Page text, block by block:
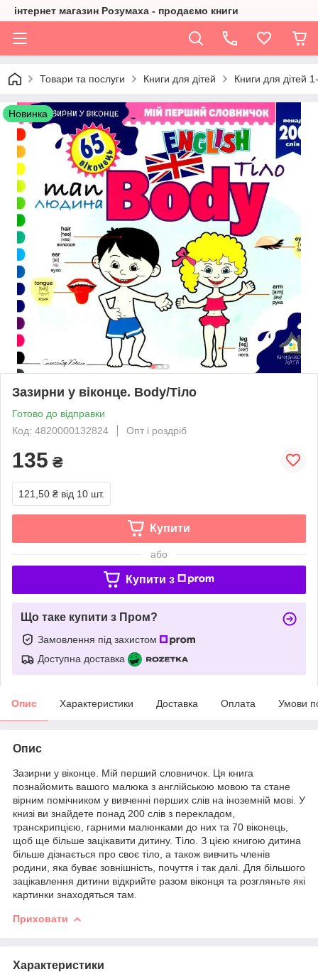
інтернет магазин Розумаха - продаємо книги
Товари та послуги Книги для дітей Книги для дітей
Новинка
Зазирни у віконце. Body/Тіло
Готово до відправки
Код: 4820000132824
Опт і роздріб
135 ₴
121,50 ₴ від 10 шт.
Купити
або
Купити з
Що таке купити з Пром?
Замовлення під захистом
Доступна доставка
Опис Характеристики Доставка Оплата Умови
Опис
Зазирни у віконце. Мій перший словничок. Ця книга
познайомить вашого малюка з англійською мовою та стане
вірним помічником у вивченні перших слів на іноземній мові. У
книзі ви знайдете понад 200 слів з перекладом,
транскрипцією, гарними малюнками до них та 70 віконець,
щоб ще більше зацікавити дитину. Тіло. З цією книгою дитина
більше дізнається про своє тіло, а також вивчить членів
родини, яка буває зовнішність, почуття і так далі. Для більшого
зацікавлення дитини відкрийте разом віконця та розгляньте які
картинки знаходяться там.
Приховати
Характеристики